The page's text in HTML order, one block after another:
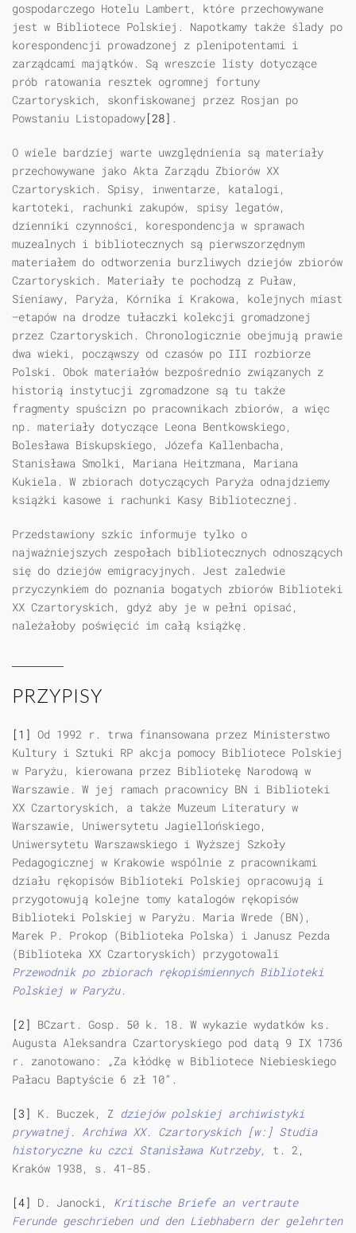
gospodarczego Hotelu Lambert, które przechowywane
jest w Bibliotece Polskiej. Napotkamy także ślady po
korespondencji prowadzonej z plenipotentami i
zarządcami majątków. Są wreszcie listy dotyczące
prób ratowania resztek ogromnej fortuny
Czartoryskich, skonfiskowanej przez Rosjan po
Powstaniu Listopadowy[28] .
O wiele bardziej warte uwzględnienia są materiały
przechowywane jako Akta Zarządu Zbiorów XX
Czartoryskich. Spisy, inwentarze, katalogi,
kartoteki, rachunki zakupów, spisy legatów,
dzienniki czynności, korespondencja w sprawach
muzealnych i bibliotecznych są pierwszorzędnym
materiałem do odtworzenia burzliwych dziejów zbiorów
Czartoryskich. Materiały te pochodzą z Puław,
Sieniawy, Paryża, Kórnika i Krakowa, kolejnych miast
—etapów na drodze tułaczki kolekcji gromadzonej
przez Czartoryskich. Chronologicznie obejmują prawie
dwa wieki, począwszy od czasów po III rozbiorze
Polski. Obok materiałów bezpośrednio związanych z
historią instytucji zgromadzone są tu także
fragmenty spuścizn po pracownikach zbiorów, a więc
np. materiały dotyczące Leona Bentkowskiego,
Bolesława Biskupskiego, Józefa Kallenbacha,
Stanisława Smolki, Mariana Heitzmana, Mariana
Kukiela. W zbiorach dotyczących Paryża odnajdziemy
książki kasowe i rachunki Kasy Bibliotecznej.
Przedstawiony szkic informuje tylko o
najważniejszych zespołach bibliotecznych odnoszących
się do dziejów emigracyjnych. Jest zaledwie
przyczynkiem do poznania bogatych zbiorów Biblioteki
XX Czartoryskich, gdyż aby je w pełni opisać,
należałoby poświęcić im całą książkę.
PRZYPISY
[1] Od 1992 r. trwa finansowana przez Ministerstwo
Kultury i Sztuki RP akcja pomocy Bibliotece Polskiej
w Paryżu, kierowana przez Bibliotekę Narodową w
Warszawie. W jej ramach pracownicy BN i Biblioteki
XX Czartoryskich, a także Muzeum Literatury w
Warszawie, Uniwersytetu Jagiellońskiego,
Uniwersytetu Warszawskiego i Wyższej Szkoły
Pedagogicznej w Krakowie wspólnie z pracownikami
działu rękopisów Biblioteki Polskiej opracowują i
przygotowują kolejne tomy katalogów rękopisów
Biblioteki Polskiej w Paryżu. Maria Wrede (BN),
Marek P. Prokop (Biblioteka Polska) i Janusz Pezda
(Biblioteka XX Czartoryskich) przygotowali
Przewodnik po zbiorach rękopiśmiennych Biblioteki
Polskiej w Paryżu.
[2] BCzart. Gosp. 50 k. 18. W wykazie wydatków ks.
Augusta Aleksandra Czartoryskiego pod datą 9 IX 1736
r. zanotowano: „Za kłódkę w Bibliotece Niebieskiego
Pałacu Baptyście 6 zł 10”.
[3] K. Buczek, Z dziejów polskiej archiwistyki
prywatnej. Archiwa XX. Czartoryskich [w:] Studia
historyczne ku czci Stanisława Kutrzeby, t. 2,
Kraków 1938, s. 41-85.
[4] D. Janocki, Kritische Briefe an vertraute
Ferunde geschrieben und den Liebhabern der gelehrten